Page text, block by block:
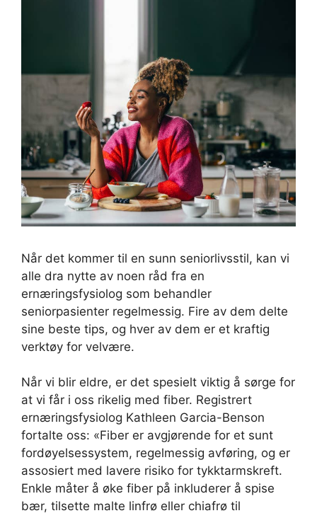
Når det kommer til en sunn seniorlivsstil, kan vi
alle dra nytte av noen råd fra en
ernæringsfysiolog som behandler
seniorpasienter regelmessig. Fire av dem delte
sine beste tips, og hver av dem er et kraftig
verktøy for velvære.
Når vi blir eldre, er det spesielt viktig å sørge for
at vi får i oss rikelig med fiber. Registrert
ernæringsfysiolog Kathleen Garcia-Benson
fortalte oss: «Fiber er avgjørende for et sunt
fordøyelsessystem, regelmessig avføring, og er
assosiert med lavere risiko for tykktarmskreft.
Enkle måter å øke fiber på inkluderer å spise
bær, tilsette malte linfrø eller chiafrø til